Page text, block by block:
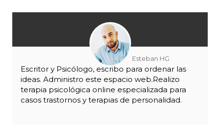
Esteban HG
Escritor y Psicólogo, escribo para ordenar las
ideas. Administro este espacio web.Realizo
terapia psicológica online especializada para
casos trastornos y terapias de personalidad.